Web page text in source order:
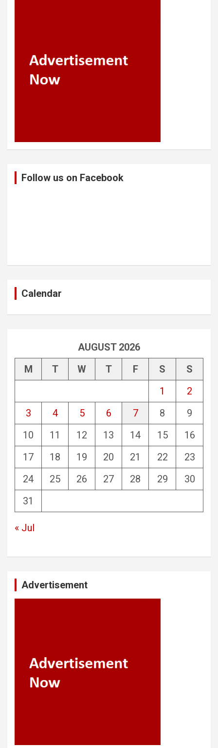
Follow us on Facebook
Calendar
AUGUST 2026
M
T W T F S
S
1
2
3
4 5 6 7 8
9
10
11 12 13 14 15
16
17
18 19 20 21 22
23
24
25 26 27 28 29
30
31
« Jul
Advertisement